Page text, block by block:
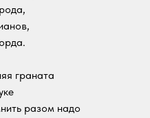
граната
разом надо